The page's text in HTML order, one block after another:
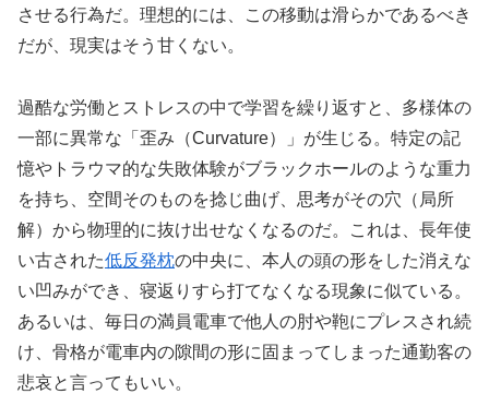
させる行為だ。理想的には、この移動は滑らかであるべき
だが、現実はそう甘くない。
過酷な労働とストレスの中で学習を繰り返すと、多様体の
一部に異常な「歪み（Curvature）」が生じる。特定の記
憶やトラウマ的な失敗体験がブラックホールのような重力
を持ち、空間そのものを捻じ曲げ、思考がその穴（局所
解）から物理的に抜け出せなくなるのだ。これは、長年使
い古された低反発枕の中央に、本人の頭の形をした消えな
い凹みができ、寝返りすら打てなくなる現象に似ている。
あるいは、毎日の満員電車で他人の肘や鞄にプレスされ続
け、骨格が電車内の隙間の形に固まってしまった通勤客の
悲哀と言ってもいい。